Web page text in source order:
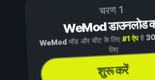
चरण 1
WeMod डाउनलोड
WeMod मॉड और चीट के लिए#1 ऐपहै
लिए
शुरू करें